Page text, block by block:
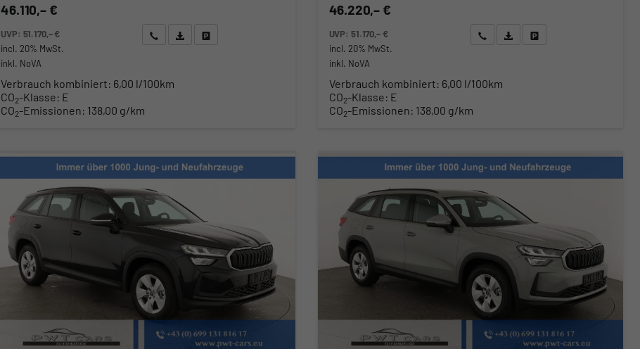
46.110,– €
UVP: 51.170,– €
incl. 20% MwSt.
inkl. NoVA
Wir rufen Sie anAngebot drucken (PDF)
Verbrauch kombiniert: 6,00 l/100km
CO2-Klasse: E
CO2-Emissionen: 138,00 g/km
46.220,– €
UVP: 51.170,– €
incl. 20% MwSt.
inkl. NoVA
Wir rufen Sie anAngebot drucken (PDF)
Fahrzeug parken
Verbrauch kombiniert: 6,00 l/100km
CO2-Klasse: E
CO2-Emissionen: 138,00 g/km